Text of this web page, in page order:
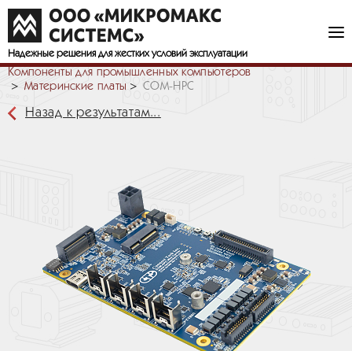
Надежные решения для жестких условий эксплуатации
Компоненты для промышленных компьютеров
Материнские платы
COM-HPC
Назад к результатам...